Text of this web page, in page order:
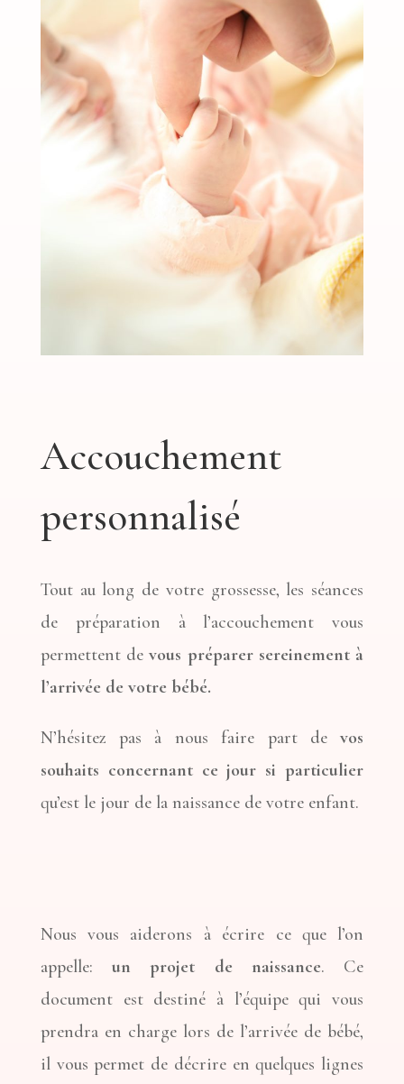
Accouchement
personnalisé
Tout au long de votre grossesse, les séances
de préparation à l’accouchement vous
permettent devous préparer sereinement à
l’arrivée de votre bébé.
N’hésitez pas à nous faire part devos
souhaits concernant ce jour si particulier
qu’est le jour de la naissance de votre enfant.
Nous vous aiderons à écrire ce que l’on
appelle:un projet de naissance. Ce
document est destiné à l’équipe qui vous
prendra en charge lors de l’arrivée de bébé,
il vous permet de décrire en quelques lignes